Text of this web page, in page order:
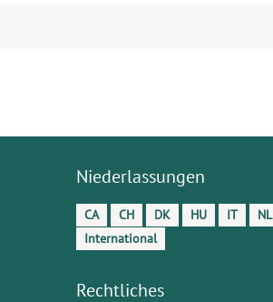
Niederlassungen
CA CH DK HU IT NL
International
Rechtliches